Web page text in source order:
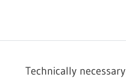
evtl. auch bei:
Technically necessary